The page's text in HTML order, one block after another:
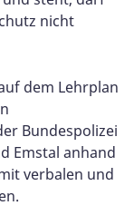
nicht
dem Lehrplan
Bundespolizei
Emstal anhand
verbalen und